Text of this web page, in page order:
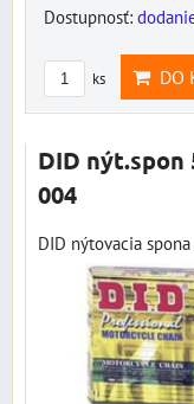
Dostupnosť:
ks DO
DID nýt.spon
004
DID nýtovacia